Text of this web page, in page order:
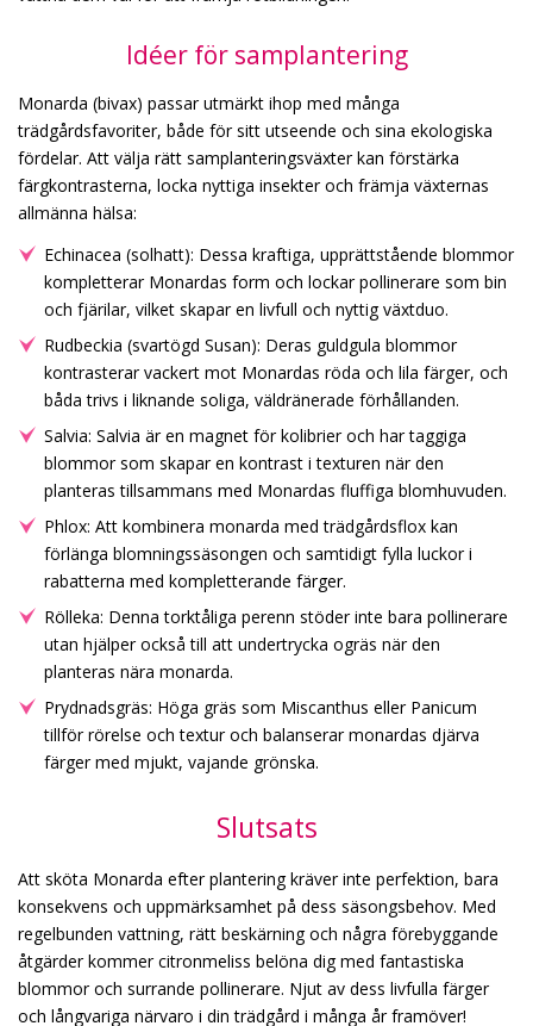
Idéer för samplantering
Monarda (bivax) passar utmärkt ihop med många
trädgårdsfavoriter, både för sitt utseende och sina ekologiska
fördelar. Att välja rätt samplanteringsväxter kan förstärka
färgkontrasterna, locka nyttiga insekter och främja växternas
allmänna hälsa:
Echinacea (solhatt): Dessa kraftiga, upprättstående blommor
kompletterar Monardas form och lockar pollinerare som bin
och fjärilar, vilket skapar en livfull och nyttig växtduo.
Rudbeckia (svartögd Susan): Deras guldgula blommor
kontrasterar vackert mot Monardas röda och lila färger, och
båda trivs i liknande soliga, väldränerade förhållanden.
Salvia: Salvia är en magnet för kolibrier och har taggiga
blommor som skapar en kontrast i texturen när den
planteras tillsammans med Monardas fluffiga blomhuvuden.
Phlox: Att kombinera monarda med trädgårdsflox kan
förlänga blomningssäsongen och samtidigt fylla luckor i
rabatterna med kompletterande färger.
Rölleka: Denna torktåliga perenn stöder inte bara pollinerare
utan hjälper också till att undertrycka ogräs när den
planteras nära monarda.
Prydnadsgräs: Höga gräs som Miscanthus eller Panicum
tillför rörelse och textur och balanserar monardas djärva
färger med mjukt, vajande grönska.
Slutsats
Att sköta Monarda efter plantering kräver inte perfektion, bara
konsekvens och uppmärksamhet på dess säsongsbehov. Med
regelbunden vattning, rätt beskärning och några förebyggande
åtgärder kommer citronmeliss belöna dig med fantastiska
blommor och surrande pollinerare. Njut av dess livfulla färger
och långvariga närvaro i din trädgård i många år framöver!